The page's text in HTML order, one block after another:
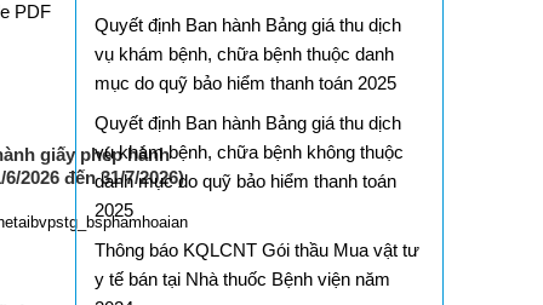
PDF
giấy phép hành
2026 đến 31/7/2026)
Quyết định Ban hành Bảng giá thu dịch
vụ khám bệnh, chữa bệnh thuộc danh
mục do quỹ bảo hiểm thanh toán 2025
Quyết định Ban hành Bảng giá thu dịch
vụ khám bệnh, chữa bệnh không thuộc
danh mục do quỹ bảo hiểm thanh toán
2025
Thông báo KQLCNT Gói thầu Mua vật tư
y tế bán tại Nhà thuốc Bệnh viện năm